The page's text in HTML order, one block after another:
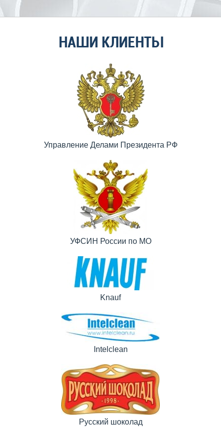
НАШИ КЛИЕНТЫ
Управление Делами Президента РФ
УФСИН России по МО
Knauf
Intelclean
Русский шоколад